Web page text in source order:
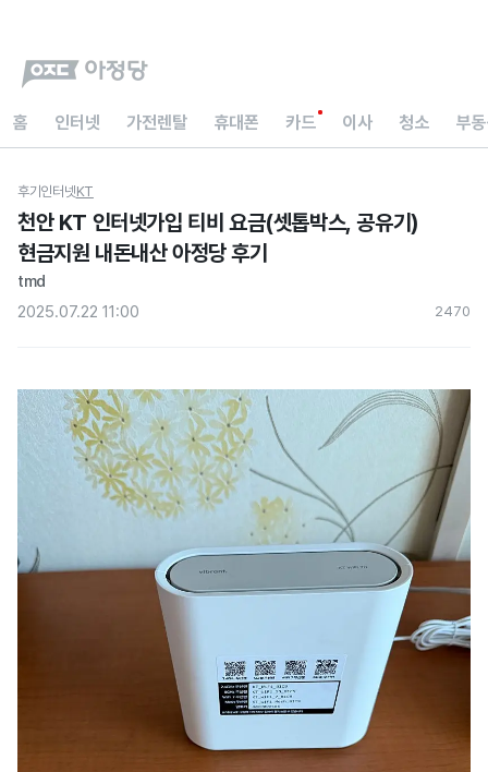
홈 인터넷 가전렌탈 휴대폰 카드 이사 청소 부
후기 인터넷KT
천안 KT 인터넷가입 티비 요금(셋톱박스, 공유기)
현금지원 내돈내산 아정당 후기
tmd
2025.07.22 11:00
2470